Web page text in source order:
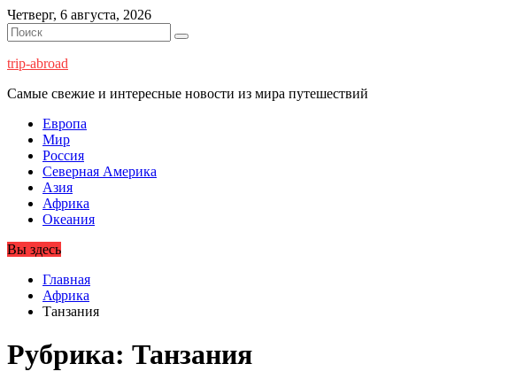
Перейти
к
содержимому
Четверг, 6 августа, 2026
trip-abroad
Самые свежие и интересные новости из мира путешествий
Европа
Мир
Россия
Северная Америка
Азия
Африка
Океания
Вы здесь
Главная
Африка
Танзания
Рубрика: Танзания